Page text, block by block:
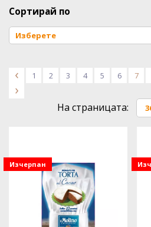
Сортирай по
< 1 2 3 4 5 6 7
>
На страницата:
Изчерпан